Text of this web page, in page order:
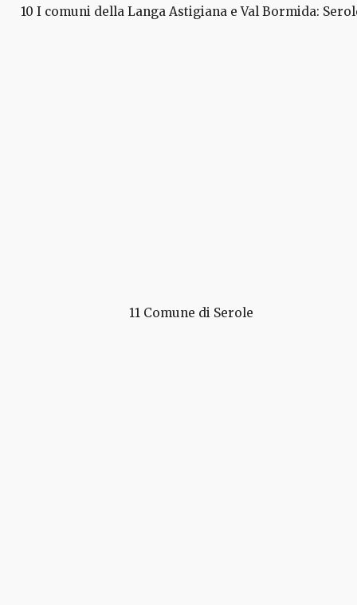
10 I comuni della Langa Astigiana e Val Bormida:
11 Comune di Serole